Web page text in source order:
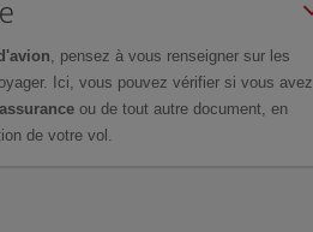
, pensez à vous renseigner sur les
Ici, vous pouvez vérifier si vous avez
ou de tout autre document, en
de votre vol.